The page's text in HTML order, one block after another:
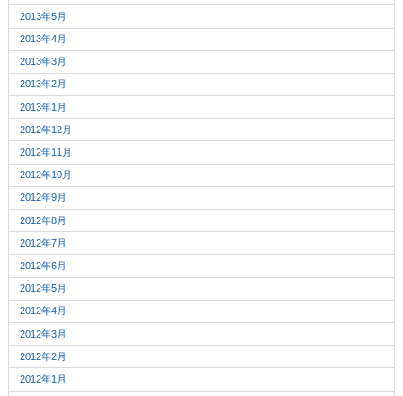
2013年5月
2013年4月
2013年3月
2013年2月
2013年1月
2012年12月
2012年11月
2012年10月
2012年9月
2012年8月
2012年7月
2012年6月
2012年5月
2012年4月
2012年3月
2012年2月
2012年1月